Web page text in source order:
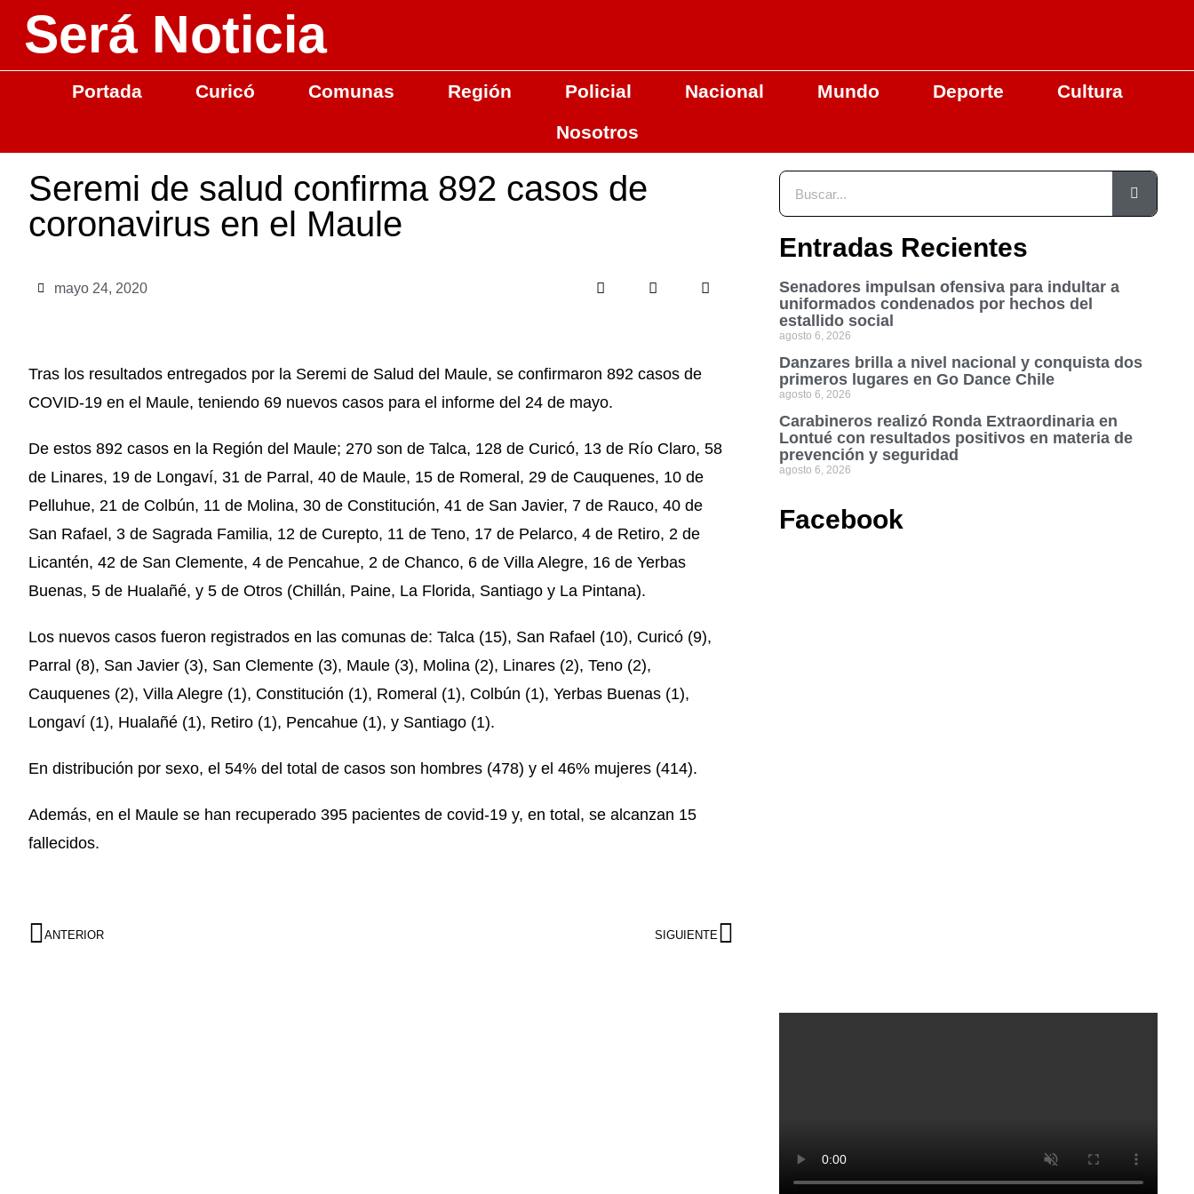
Será Noticia
Portada Curicó Comunas Región Policial Nacional Mundo Deporte
Cultura
Nosotros
Seremi de salud confirma 892 casos de
coronavirus en el Maule
mayo 24, 2020
Tras los resultados entregados por la Seremi de Salud del Maule, se confirmaron 892 casos de
COVID-19 en el Maule, teniendo 69 nuevos casos para el informe del 24 de mayo.
De estos 892 casos en la Región del Maule; 270 son de Talca, 128 de Curicó, 13 de Río Claro, 58
de Linares, 19 de Longaví, 31 de Parral, 40 de Maule, 15 de Romeral, 29 de Cauquenes, 10 de
Pelluhue, 21 de Colbún, 11 de Molina, 30 de Constitución, 41 de San Javier, 7 de Rauco, 40 de
San Rafael, 3 de Sagrada Familia, 12 de Curepto, 11 de Teno, 17 de Pelarco, 4 de Retiro, 2 de
Licantén, 42 de San Clemente, 4 de Pencahue, 2 de Chanco, 6 de Villa Alegre, 16 de Yerbas
Buenas, 5 de Hualañé, y 5 de Otros (Chillán, Paine, La Florida, Santiago y La Pintana).
Los nuevos casos fueron registrados en las comunas de: Talca (15), San Rafael (10), Curicó (9),
Parral (8), San Javier (3), San Clemente (3), Maule (3), Molina (2), Linares (2), Teno (2),
Cauquenes (2), Villa Alegre (1), Constitución (1), Romeral (1), Colbún (1), Yerbas Buenas (1),
Longaví (1), Hualañé (1), Retiro (1), Pencahue (1), y Santiago (1).
En distribución por sexo, el 54% del total de casos son hombres (478) y el 46% mujeres (414).
Además, en el Maule se han recuperado 395 pacientes de covid-19 y, en total, se alcanzan 15
fallecidos.
ANTERIOR SIGUIENTE
Entradas Recientes
Senadores impulsan ofensiva para indultar a
uniformados condenados por hechos del
estallido social
agosto 6, 2026
Danzares brilla a nivel nacional y conquista dos
primeros lugares en Go Dance Chile
agosto 6, 2026
Carabineros realizó Ronda Extraordinaria en
Lontué con resultados positivos en materia de
prevención y seguridad
agosto 6, 2026
Facebook